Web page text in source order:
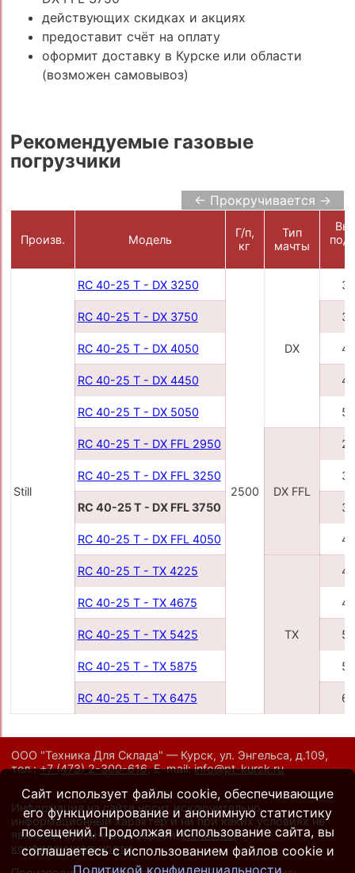
действующих скидках и акциях
предоставит счёт на оплату
оформит доставку в Курске или области
(возможен самовывоз)
Рекомендуемые газовые
погрузчики
← Прокручивается →
Произв. Модель
Г/п,
кг
Тип
мачты
Still
RC 40-25 T - DX 3250
2500
DX
RC 40-25 T - DX 3750
RC 40-25 T - DX 4050
RC 40-25 T - DX 4450
RC 40-25 T - DX 5050
RC 40-25 T - DX FFL 2950
DX FFL
RC 40-25 T - DX FFL 3250
RC 40-25 T - DX FFL 3750
RC 40-25 T - DX FFL 4050
RC 40-25 T - TX 4225
TX
RC 40-25 T - TX 4675
RC 40-25 T - TX 5425
RC 40-25 T - TX 5875
RC 40-25 T - TX 6475
ООО "Техника Для Склада" — Курск, ул. Энгельса, д.109,
тел.:+7 (473) 2-300-616,E-mail:info@pt-kursk.ru
Информация на сайте носит исключительно
информационный характер и ни при каких условиях не
является публичной офертой.Политика
конфиденциальности.
Сайт использует файлы cookie, обеспечивающие
его функционирование и анонимную статистику
посещений. Продолжая использование сайта, вы
соглашаетесь с использованием файлов cookie и
Политикой конфиденциальности